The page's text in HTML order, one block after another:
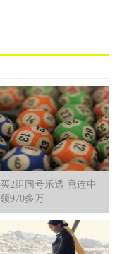
2组同号乐透 竟连中
970多万